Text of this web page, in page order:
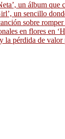
un álbum
un sencillo
sobre
en flores en
la pérdida de valor